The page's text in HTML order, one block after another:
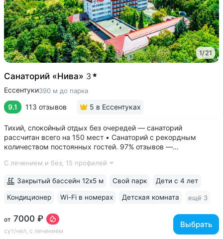
1/21
Санаторий «Нива» 3
Ессентуки390 м до парка
9.1 113 отзывов 5 в Ессентуках
Тихий, спокойный отдых без очередей — санаторий
рассчитан всего на 150 мест • Санаторий с рекордным
количеством постоянных гостей. 97% отзывов —
до Грязелечебницы им. Семашко и бюветов минеральной
С лечением и без, 15 профилей
от 7000 ₽
сут/чел, с лечением
Выбрать
Закрытый бассейн 12х5 м Свой парк Дети с 4 лет
Кондиционер Wi-Fi в номерах Детская комната ещё 3